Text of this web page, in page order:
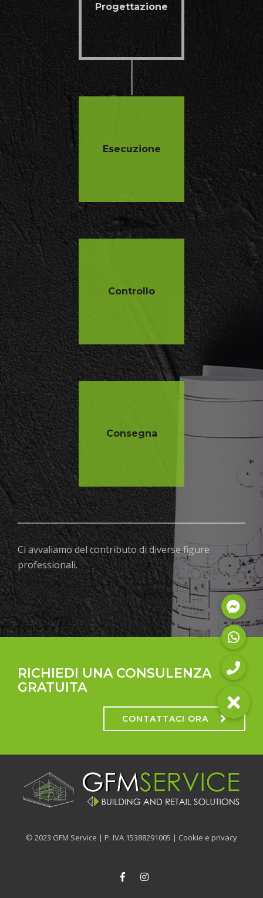
Progettazione
Esecuzione
Controllo
Consegna
Ci avvaliamo del contributo di diverse figure
professionali.
RICHIEDI UNA CONSULENZA
GRATUITA
CONTATTACI ORA
© 2023 GFM Service | P. IVA 15388291005 | Cookie e privacy